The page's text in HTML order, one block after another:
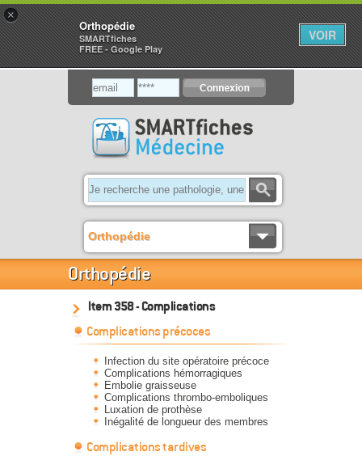
Orthopédie
Orthopédie
Item 358 - Complications
Complications précoces
Infection du site opératoire précoce
Complications hémorragiques
Embolie graisseuse
Complications thrombo-emboliques
Luxation de prothèse
Inégalité de longueur des membres
Complications tardives
×
Orthopédie
SMARTfiches
FREE - Google Play
VOIR